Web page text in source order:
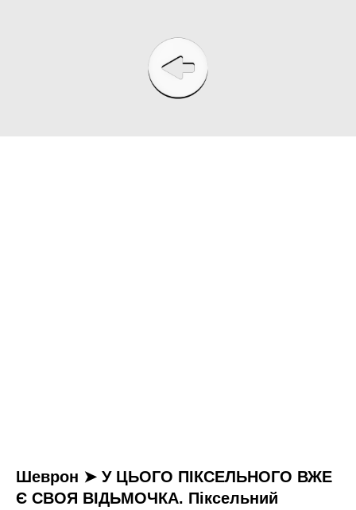
Шеврон ➤ У ЦЬОГО ПІКСЕЛЬНОГО ВЖЕ
Є СВОЯ ВІДЬМОЧКА. Піксельний